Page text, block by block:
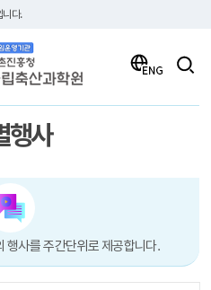
니다.
책임운영기관 농촌진흥청 국립축산과학원
행사
행사를 주간단위로 제공합니다.